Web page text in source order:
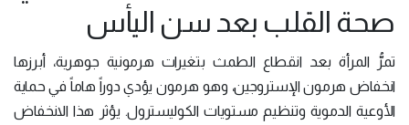
صحة القلب بعد سن اليأس
تمرُّ المرأة بعد انقطاع الطمث بتغيرات هرمونية جوهرية، أبرزها
انخفاض هرمون الإستروجين، وهو هرمون يؤدي دوراً هاماً في حماية
الأوعية الدموية وتنظيم مستويات الكوليسترول. يؤثر هذا الانخفاض